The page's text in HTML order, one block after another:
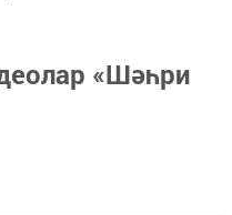
«Шәһри